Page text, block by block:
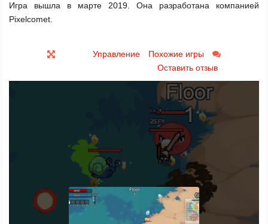
Игра вышла в марте 2019. Она разработана компанией
Pixelcomet.
Управление
Похожие игры
Оставить отзыв